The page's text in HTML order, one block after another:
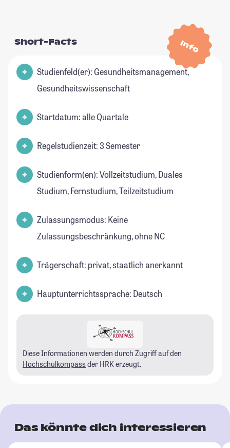
Info
Short-Facts
Studienfeld(er): Gesundheitsmanagement,
Gesundheitswissenschaft
Startdatum: alle Quartale
Regelstudienzeit: 3 Semester
Studienform(en): Vollzeitstudium, Duales
Studium, Fernstudium, Teilzeitstudium
Zulassungsmodus: Keine
Zulassungsbeschränkung, ohne NC
Trägerschaft: privat, staatlich anerkannt
Hauptunterrichtssprache: Deutsch
Diese Informationen werden durch Zugriff auf den
Hochschulkompass der HRK erzeugt.
Das könnte dich interessieren